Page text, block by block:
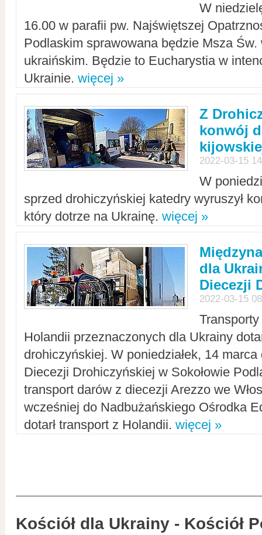
W
16.00 w parafii pw. Najświętszej
Podlaskim sprawowana będzie Msza Św.
ukraińskim. Będzie to Eucharystia w
Ukrainie. więcej »
Z
konwój
2022-03-15
W
sprzed drohiczyńskiej katedry wyruszył
który dotrze na Ukrainę. więcej »
dla
Diecezji
2022-03-15
Holandii przeznaczonych dla Ukrainy
drohiczyńskiej. W poniedziałek, 14
Diecezji Drohiczyńskiej w Sokołowie
transport darów z diecezji Arezzo we
wcześniej do Nadbużańskiego Ośrodka
dotarł transport z Holandii. więcej »
Kościół dla Ukrainy - Kościół